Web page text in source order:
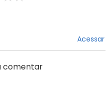
Acessar
comentar